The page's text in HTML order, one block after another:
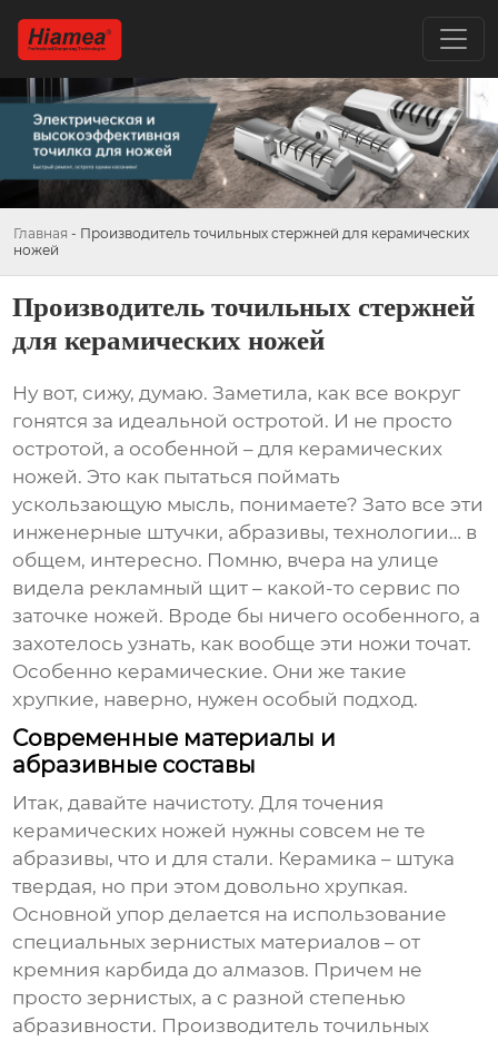
Главная - Производитель точильных стержней для керамических
ножей
Производитель точильных стержней
для керамических ножей
Ну вот, сижу, думаю. Заметила, как все вокруг
гонятся за идеальной остротой. И не просто
остротой, а особенной – для керамических
ножей. Это как пытаться поймать
ускользающую мысль, понимаете? Зато все эти
инженерные штучки, абразивы, технологии… в
общем, интересно. Помню, вчера на улице
видела рекламный щит – какой-то сервис по
заточке ножей. Вроде бы ничего особенного, а
захотелось узнать, как вообще эти ножи точат.
Особенно керамические. Они же такие
хрупкие, наверно, нужен особый подход.
Современные материалы и
абразивные составы
Итак, давайте начистоту. Для точения
керамических ножей нужны совсем не те
абразивы, что и для стали. Керамика – штука
твердая, но при этом довольно хрупкая.
Основной упор делается на использование
специальных зернистых материалов – от
кремния карбида до алмазов. Причем не
просто зернистых, а с разной степенью
абразивности. Производитель точильных